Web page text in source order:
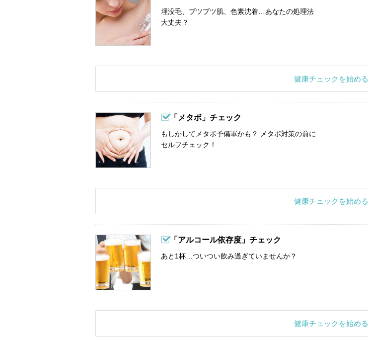
埋没毛、ブツブツ肌、色素沈着…あなたの処理法
大丈夫？
健康チェックを始める
「メタボ」チェック
もしかしてメタボ予備軍かも？ メタボ対策の前に
セルフチェック！
健康チェックを始める
「アルコール依存度」チェック
あと1杯…ついつい飲み過ぎていませんか？
健康チェックを始める